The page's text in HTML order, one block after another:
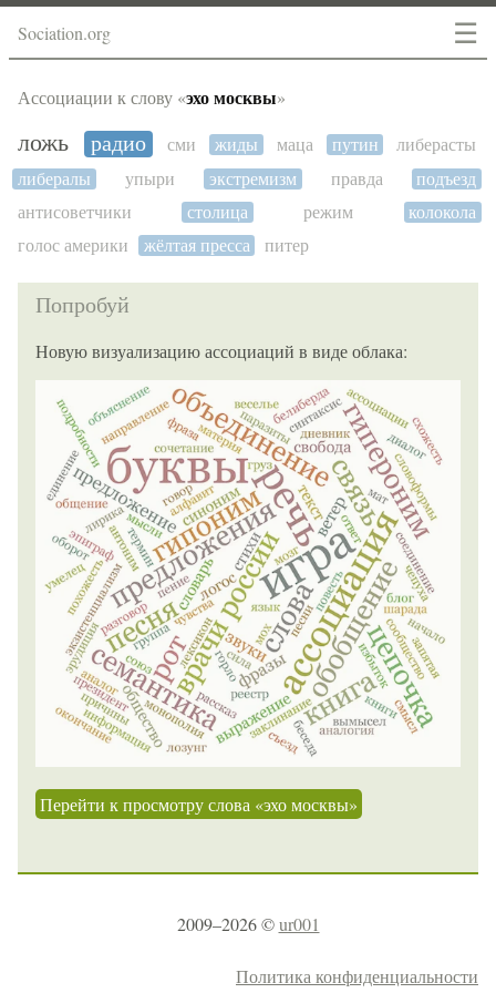
☰
Sociation.org
Ассоциации к слову «эхо москвы»
ложь радио сми жиды маца путин
либерасты
либералы
упыри экстремизм правда
подъезд
антисоветчики
столица режим
колокола
голос америки
жёлтая пресса питер
Попробуй
Новую визуализацию ассоциаций в виде облака:
Перейти к просмотру слова «эхо москвы»
2009–2026 ©ur001
Политика конфиденциальности